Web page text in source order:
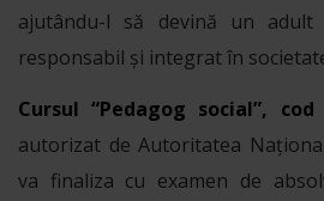
ajutându-l să devină un adult
responsabil și integrat în
Cursul “Pedagog social”, cod
autorizat de Autoritatea
va finaliza cu examen de